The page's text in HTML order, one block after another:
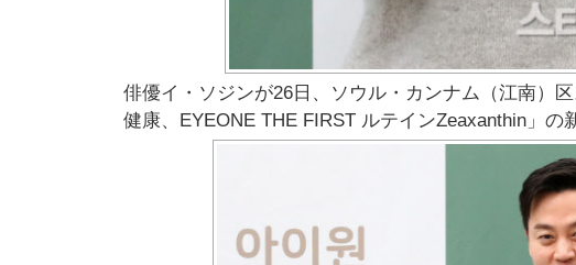
俳優イ・ソジンが26日、ソウル・カンナム（江南）
健康、EYEONE THE FIRST ルテインZeaxanthin」の